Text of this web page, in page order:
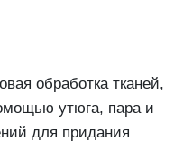
обработка тканей,
утюга, пара и
для придания